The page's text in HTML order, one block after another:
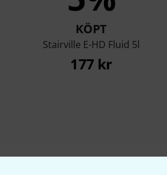
KÖPT
Stairville E-HD Fluid 5l
177 kr